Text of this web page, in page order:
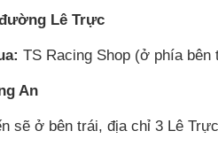
Lê Trực
TS Racing Shop (ở phía bên
An
sẽ ở bên trái, địa chỉ 3 Lê